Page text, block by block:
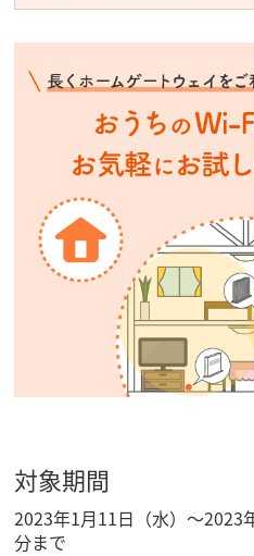
対象期間
2023年1月11日（水）〜2023
分まで